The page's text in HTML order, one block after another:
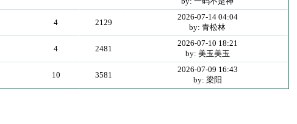
4 2129
2026-07-14 04:04
by: 青松林
4 2481
2026-07-10 18:21
by: 美玉美玉
10 3581
2026-07-09 16:43
by: 梁阳